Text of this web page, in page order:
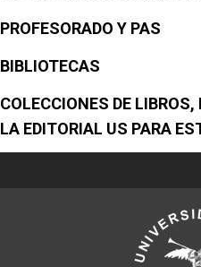
PROFESORADO Y PAS
BIBLIOTECAS
COLECCIONES DE
LA EDITORIAL US PARA